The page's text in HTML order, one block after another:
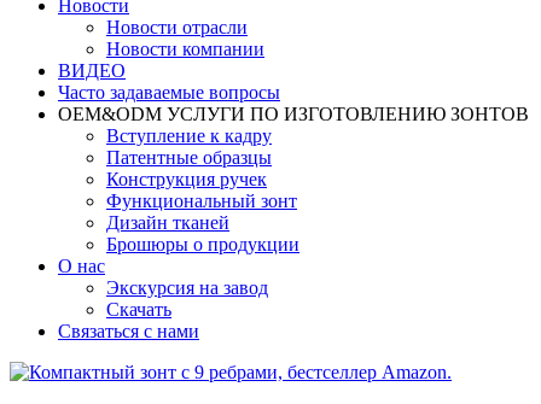
Новости
Новости отрасли
Новости компании
ВИДЕО
Часто задаваемые вопросы
OEM&ODM УСЛУГИ ПО ИЗГОТОВЛЕНИЮ ЗОНТОВ
Вступление к кадру
Патентные образцы
Конструкция ручек
Функциональный зонт
Дизайн тканей
Брошюры о продукции
О нас
Экскурсия на завод
Скачать
Связаться с нами